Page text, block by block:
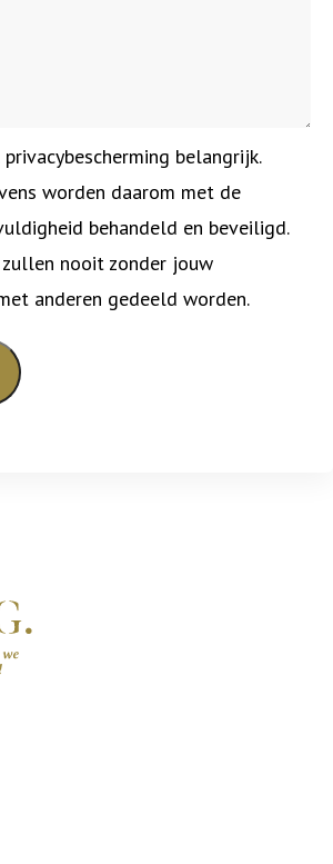
privacybescherming belangrijk.
worden daarom met de
behandeld en beveiligd.
zullen nooit zonder jouw
anderen gedeeld worden.